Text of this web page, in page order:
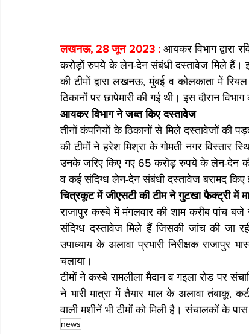
लखनऊ, 28 जून 2023 : आयकर विभाग द्वारा
करोड़ों रुपये के लेन-देन संबंधी दस्तावेज मिले हैं।
की टीमों द्वारा लखनऊ, मुंबई व कोलकाता में
ठिकानों पर छापेमारी की गई थी। इस दौरान
आयकर विभाग ने जब्‍त किए दस्‍तावेज
तीनों कंपनियों के ठिकानों से मिले दस्तावेजों की
की टीमों ने हरेश मिश्रा के गोमती नगर विस्तार
उनके जरिए किए गए 65 करोड़ रुपये के लेन-देन
व कई संदिग्ध लेन-देन संबंधी दस्तावेज बरामद किए
चित्रकूट में जीएसटी की टीम ने गुटखा फैक्ट्री में
राजापुर कस्बे में मंगलवार की शाम करीब पांच
संदिग्ध दस्तावेज मिले हैं जिसकी जांच की जा
उपाध्याय के अलावा प्रभारी निरीक्षक राजापुर
चलाया।
टीमों ने कस्बे रामलीला मैदान व गइला रोड पर
ने भारी मात्रा में तैयार माल के अलावा तंबाकू,
वाली मशीनें भी टीमों को मिली है। संचालकों के
news